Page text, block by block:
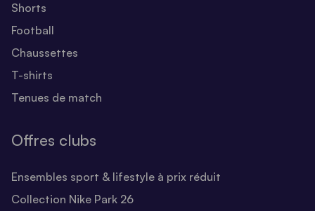
Shorts
Football
Chaussettes
T-shirts
Tenues de match
Offres clubs
Ensembles sport & lifestyle à prix réduit
Collection Nike Park 26